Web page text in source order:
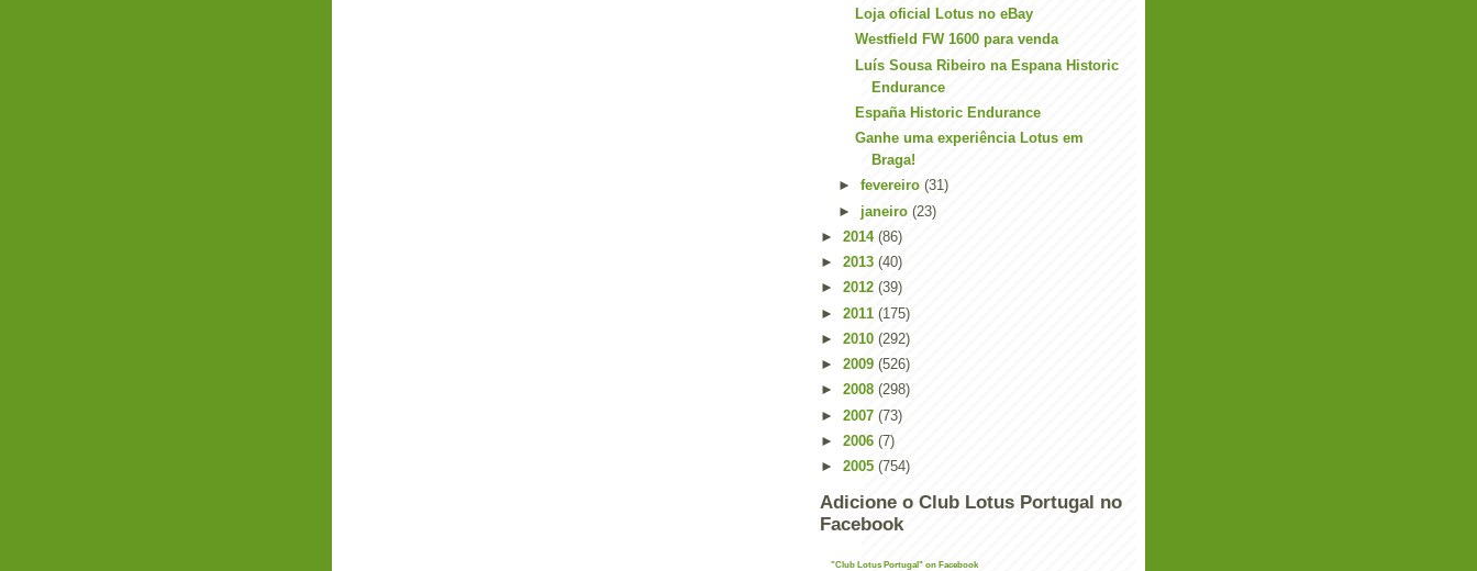
Loja oficial Lotus no eBay
Westfield FW 1600 para venda
Luís Sousa Ribeiro na Espana Historic
Endurance
España Historic Endurance
Ganhe uma experiência Lotus em
Braga!
► fevereiro (31)
► janeiro (23)
► 2014 (86)
► 2013 (40)
► 2012 (39)
► 2011 (175)
► 2010 (292)
► 2009 (526)
► 2008 (298)
► 2007 (73)
► 2006 (7)
► 2005 (754)
Adicione o Club Lotus Portugal no
Facebook
"Club Lotus Portugal" on Facebook